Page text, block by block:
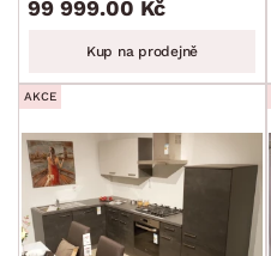
99 999.00 Kč
Kup na prodejně
AKCE